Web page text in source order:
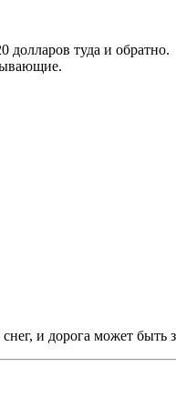
туда и обратно.
и дорога может быть